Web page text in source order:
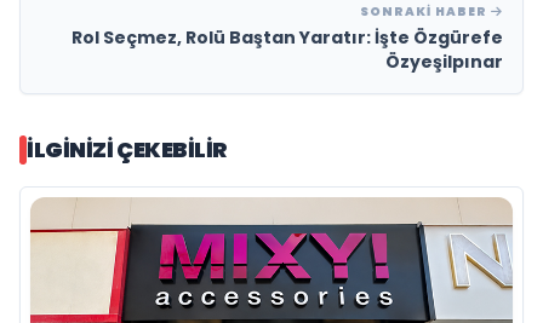
SONRAKI HABER
Rol Seçmez, Rolü Baştan Yaratır: İşte Özgürefe
Özyeşilpınar
İLGINIZI ÇEKEBILIR